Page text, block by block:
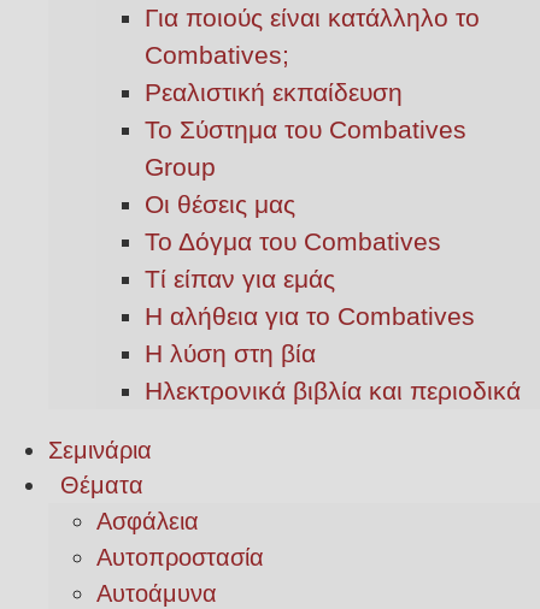
Για ποιούς είναι κατάλληλο το
Combatives;
Ρεαλιστική εκπαίδευση
Το Σύστημα του Combatives
Group
Οι θέσεις μας
Το Δόγμα του Combatives
Τί είπαν για εμάς
Η αλήθεια για το Combatives
Η λύση στη βία
Ηλεκτρονικά βιβλία και περιοδικά
Σεμινάρια
Θέματα
Ασφάλεια
Αυτοπροστασία
Αυτοάμυνα